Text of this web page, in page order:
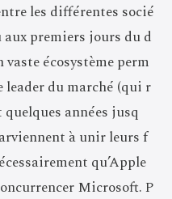
les différentes socié
premiers jours du d
écosystème perm
du marché (qui r
années jusq
à unir leurs f
qu’Apple
Microsoft. P